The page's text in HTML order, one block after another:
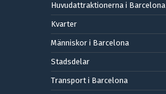
Huvudattraktionerna i Barcelona
Kvarter
Människor i Barcelona
Stadsdelar
Transport i Barcelona